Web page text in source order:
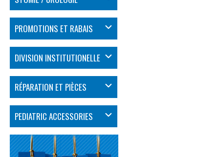
PROMOTIONS ET RABAIS
DIVISION INSTITUTIONELLE
RÉPARATION ET PIÈCES
PEDIATRIC ACCESSORIES